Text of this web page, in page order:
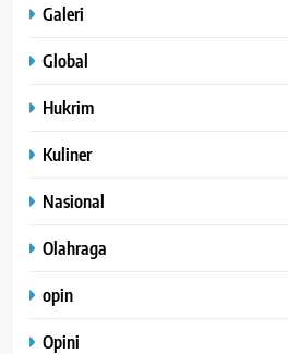
Galeri
Global
Hukrim
Kuliner
Nasional
Olahraga
opin
Opini